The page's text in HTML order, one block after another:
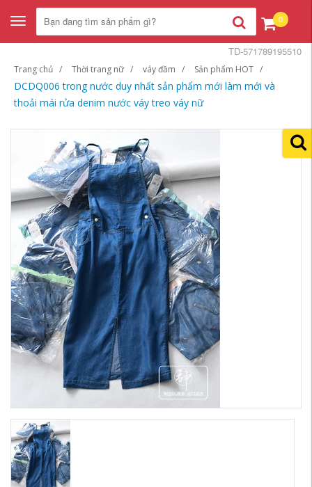
Toggle
navigation
0
Trang chủ Thời trang nữ váy đầm Sản phẩm HOT
DCDQ006 trong nước duy nhất sản phẩm mới làm mới và
thoải mái rửa denim nước váy treo váy nữ
TD-571789195510